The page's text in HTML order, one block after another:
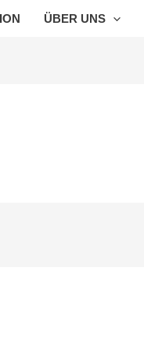
ÜBER UNS